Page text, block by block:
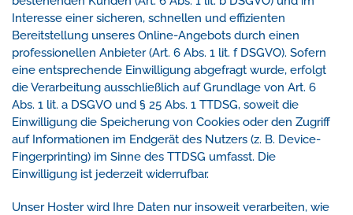
Interesse einer sicheren, schnellen und effizienten
Bereitstellung unseres Online-Angebots durch einen
professionellen Anbieter (Art. 6 Abs. 1 lit. f DSGVO). Sofern
eine entsprechende Einwilligung abgefragt wurde, erfolgt
die Verarbeitung ausschließlich auf Grundlage von Art. 6
Abs. 1 lit. a DSGVO und § 25 Abs. 1 TTDSG, soweit die
Einwilligung die Speicherung von Cookies oder den Zugriff
auf Informationen im Endgerät des Nutzers (z. B. Device-
Fingerprinting) im Sinne des TTDSG umfasst. Die
Einwilligung ist jederzeit widerrufbar.
Unser Hoster wird Ihre Daten nur insoweit verarbeiten, wie